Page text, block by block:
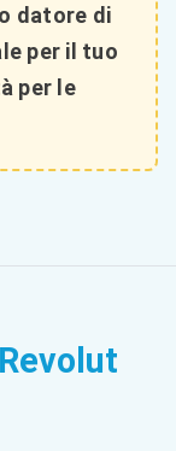
datore di
per il tuo
per le